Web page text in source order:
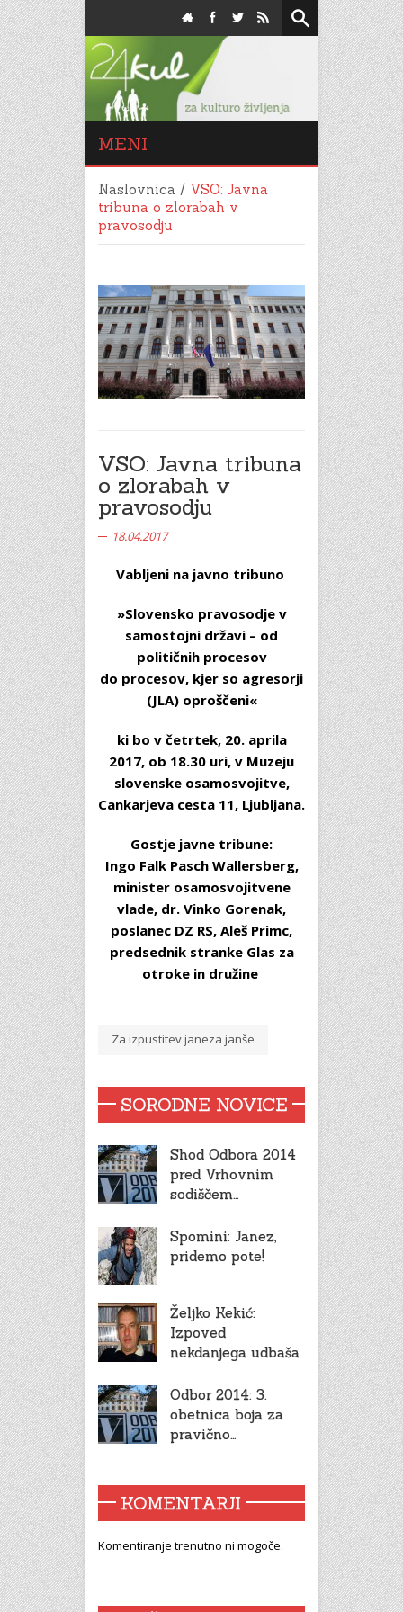
MENI
Naslovnica / VSO: Javna
tribuna o zlorabah v
pravosodju
VSO: Javna tribuna
o zlorabah v
pravosodju
18.04.2017
Vabljeni na javno tribuno
»Slovensko pravosodje v
samostojni državi – od
političnih procesov
do procesov, kjer so agresorji
(JLA) oproščeni«
ki bo v četrtek, 20. aprila
2017, ob 18.30 uri, v Muzeju
slovenske osamosvojitve,
Cankarjeva cesta 11, Ljubljana.
Gostje javne tribune:
Ingo Falk Pasch Wallersberg,
minister osamosvojitvene
vlade, dr. Vinko Gorenak,
poslanec DZ RS, Aleš Primc,
predsednik stranke Glas za
otroke in družine
Za izpustitev janeza janše
SORODNE NOVICE
Shod Odbora 2014
pred Vrhovnim
sodiščem…
Spomini: Janez,
pridemo pote!
Željko Kekić:
Izpoved
nekdanjega udbaša
Odbor 2014: 3.
obetnica boja za
pravično…
KOMENTARJI
Komentiranje trenutno ni mogoče.